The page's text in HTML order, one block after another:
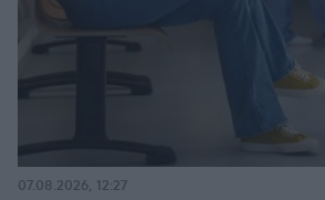
07.08.2026, 12:27